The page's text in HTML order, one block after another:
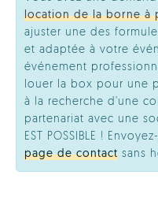
location de la borne à
ajuster une des
et adaptée à votre
événement
louer la box pour une
à la recherche d'une
partenariat avec une
EST POSSIBLE !
page de contact sans